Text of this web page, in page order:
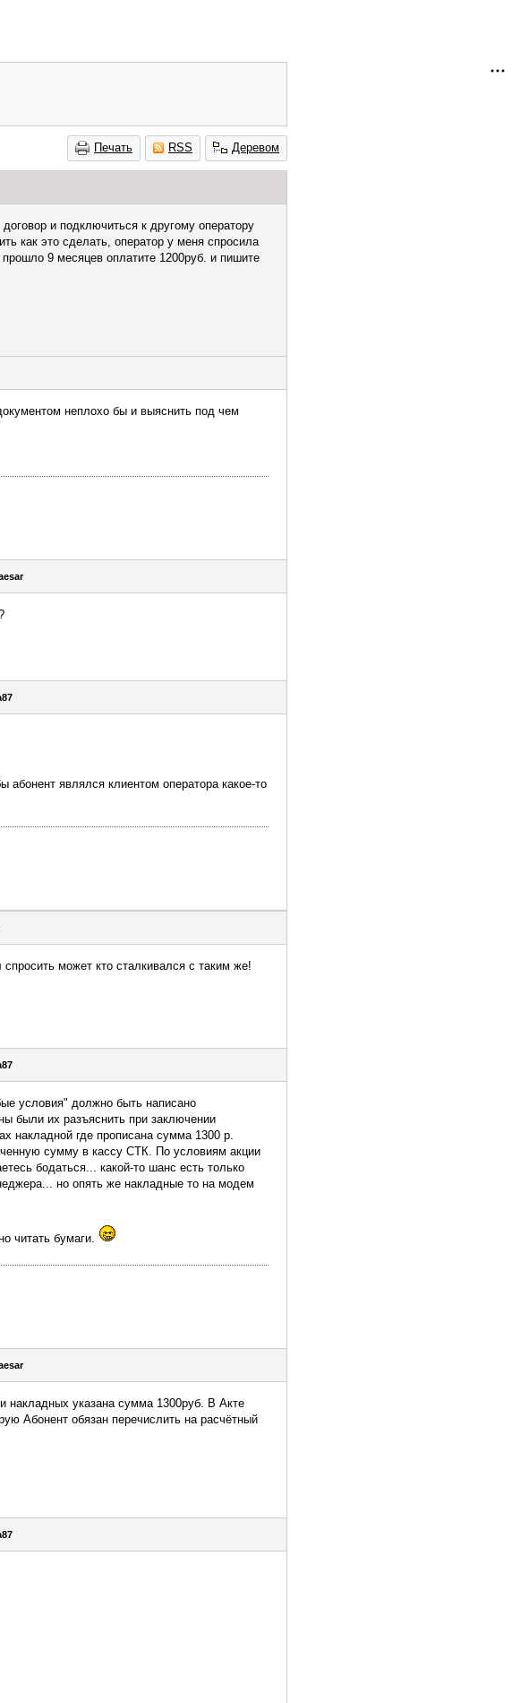
Печать RSS Деревом
и подключиться к другому оператору
как это сделать, оператор у меня спросила
9 месяцев оплатите 1200руб. и пишите
неплохо бы и выяснить под чем
являлся клиентом оператора какое-то
может кто сталкивался с таким же!
условия" должно быть написано
были их разъяснить при заключении
накладной где прописана сумма 1300 р.
сумму в кассу СТК. По условиям акции
бодаться... какой-то шанс есть только
но опять же накладные то на модем
читать бумаги.
накладных указана сумма 1300руб. В Акте
Абонент обязан перечислить на расчётный